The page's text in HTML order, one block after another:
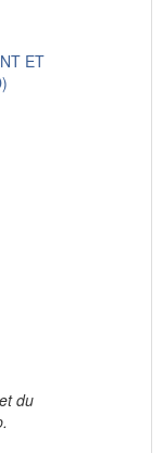
ET
du